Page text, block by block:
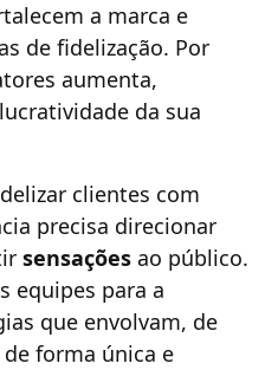
a marca e
de fidelização. Por
aumenta,
da sua
clientes com
precisa direcionar
sensações ao público.
equipes para a
que envolvam, de
forma única e